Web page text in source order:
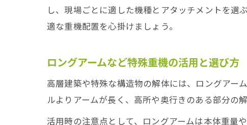
し、現場ごとに適した機種とアタッチメントを
適な重機配置を心掛けましょう。
ロングアームなど特殊重機の活用と選び方
高層建築や特殊な構造物の解体には、ロングアー
ルよりアームが長く、高所や奥行きのある部分の
活用時の注意点として、ロングアームは本体重量